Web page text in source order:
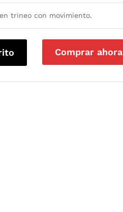
trineo con movimiento.
Comprar ahora